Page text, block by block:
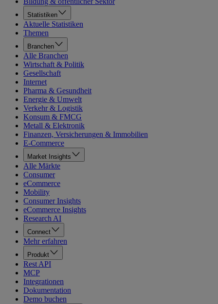
Statistiken
Aktuelle Statistiken
Themen
Branchen
Alle Branchen
Wirtschaft & Politik
Gesellschaft
Internet
Pharma & Gesundheit
Energie & Umwelt
Verkehr & Logistik
Konsum & FMCG
Metall & Elektronik
Finanzen, Versicherungen & Immobilien
E-Commerce
Market Insights
Alle Märkte
Consumer
eCommerce
Mobility
Consumer Insights
eCommerce Insights
Research AI
Connect
Mehr erfahren
Produkt
Rest API
MCP
Integrationen
Dokumentation
Demo buchen